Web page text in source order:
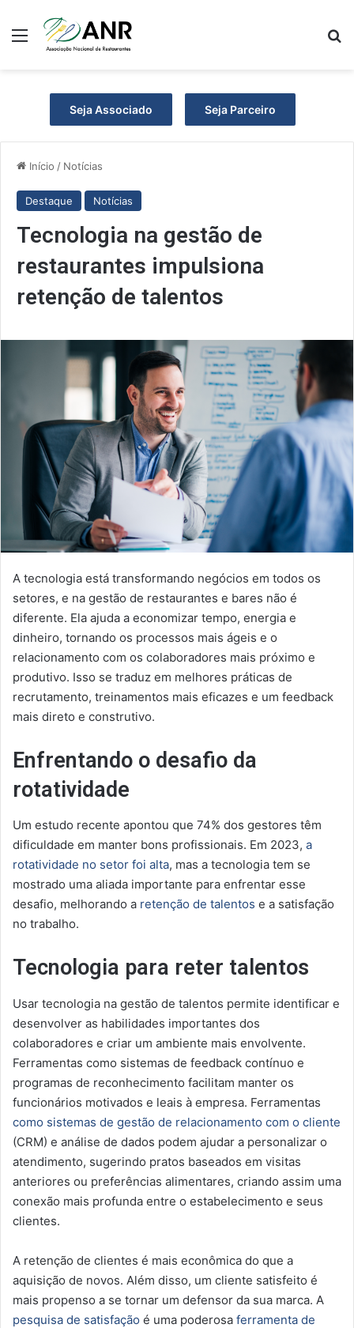
Menu
Seja Associado Seja Parceiro
Início / Notícias
Destaque Notícias
Tecnologia na gestão de
restaurantes impulsiona
retenção de talentos
A tecnologia está transformando negócios em todos os
setores, e na gestão de restaurantes e bares não é
diferente. Ela ajuda a economizar tempo, energia e
dinheiro, tornando os processos mais ágeis e o
relacionamento com os colaboradores mais próximo e
produtivo. Isso se traduz em melhores práticas de
recrutamento, treinamentos mais eficazes e um feedback
mais direto e construtivo.
Enfrentando o desafio da
rotatividade
Um estudo recente apontou que 74% dos gestores têm
dificuldade em manter bons profissionais. Em 2023, a
rotatividade no setor foi alta, mas a tecnologia tem se
mostrado uma aliada importante para enfrentar esse
desafio, melhorando a retenção de talentos e a satisfação
no trabalho.
Tecnologia para reter talentos
Usar tecnologia na gestão de talentos permite identificar e
desenvolver as habilidades importantes dos
colaboradores e criar um ambiente mais envolvente.
Ferramentas como sistemas de feedback contínuo e
programas de reconhecimento facilitam manter os
funcionários motivados e leais à empresa. Ferramentas
como sistemas de gestão de relacionamento com o cliente
(CRM) e análise de dados podem ajudar a personalizar o
atendimento, sugerindo pratos baseados em visitas
anteriores ou preferências alimentares, criando assim uma
conexão mais profunda entre o estabelecimento e seus
clientes.
A retenção de clientes é mais econômica do que a
aquisição de novos. Além disso, um cliente satisfeito é
mais propenso a se tornar um defensor da sua marca. A
pesquisa de satisfação é uma poderosa ferramenta de